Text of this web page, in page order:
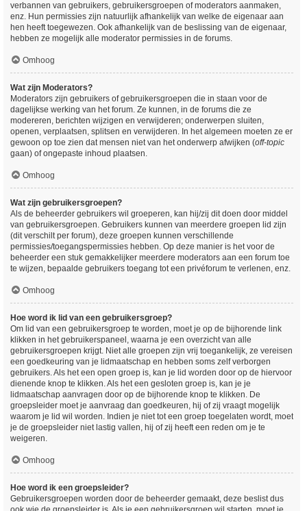
verbannen van gebruikers, gebruikersgroepen of moderators aanmaken,
enz. Hun permissies zijn natuurlijk afhankelijk van welke de eigenaar aan
hen heeft toegewezen. Ook afhankelijk van de beslissing van de eigenaar,
hebben ze mogelijk alle moderator permissies in de forums.
Omhoog
Wat zijn Moderators?
Moderators zijn gebruikers of gebruikersgroepen die in staan voor de
dagelijkse werking van het forum. Ze kunnen, in de forums die ze
modereren, berichten wijzigen en verwijderen; onderwerpen sluiten,
openen, verplaatsen, splitsen en verwijderen. In het algemeen moeten ze er
gewoon op toe zien dat mensen niet van het onderwerp afwijken (off-topic
gaan) of ongepaste inhoud plaatsen.
Omhoog
Wat zijn gebruikersgroepen?
Als de beheerder gebruikers wil groeperen, kan hij/zij dit doen door middel
van gebruikersgroepen. Gebruikers kunnen van meerdere groepen lid zijn
(dit verschilt per forum), deze groepen kunnen verschillende
permissies/toegangspermissies hebben. Op deze manier is het voor de
beheerder een stuk gemakkelijker meerdere moderators aan een forum toe
te wijzen, bepaalde gebruikers toegang tot een privéforum te verlenen, enz.
Omhoog
Hoe word ik lid van een gebruikersgroep?
Om lid van een gebruikersgroep te worden, moet je op de bijhorende link
klikken in het gebruikerspaneel, waarna je een overzicht van alle
gebruikersgroepen krijgt. Niet alle groepen zijn vrij toegankelijk, ze vereisen
een goedkeuring van je lidmaatschap en hebben soms zelf verborgen
gebruikers. Als het een open groep is, kan je lid worden door op de hiervoor
dienende knop te klikken. Als het een gesloten groep is, kan je je
lidmaatschap aanvragen door op de bijhorende knop te klikken. De
groepsleider moet je aanvraag dan goedkeuren, hij of zij vraagt mogelijk
waarom je lid wil worden. Indien je niet tot een groep toegelaten wordt, moet
je de groepsleider niet lastig vallen, hij of zij heeft een reden om je te
weigeren.
Omhoog
Hoe word ik een groepsleider?
Gebruikersgroepen worden door de beheerder gemaakt, deze beslist dus